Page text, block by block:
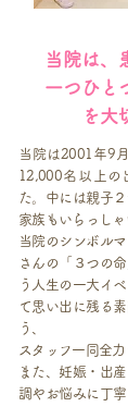
当院は、
一つひと
を大
当院は2001年9
12,000名以上の
た。中には親子
家族もいらっしゃ
当院のシンボル
さんの「３つの
う人生の一大イ
て思い出に残る
う、
スタッフ一同全
また、妊娠・出
調やお悩みに丁